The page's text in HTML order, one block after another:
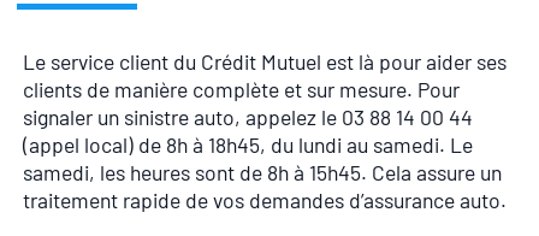
Le service client du Crédit Mutuel est là pour aider ses
clients de manière complète et sur mesure. Pour
signaler un sinistre auto, appelez le 03 88 14 00 44
(appel local) de 8h à 18h45, du lundi au samedi. Le
samedi, les heures sont de 8h à 15h45. Cela assure un
traitement rapide de vos demandes d’assurance auto.